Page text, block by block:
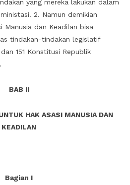
yang mereka lakukan dalam
2. Namun demikian
Manusia dan Keadilan bisa
tindakan-tindakan legislatif
151 Konstitusi Republik
BAB II
HAK ASASI MANUSIA DAN
KEADILAN
Bagian I